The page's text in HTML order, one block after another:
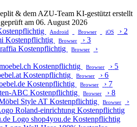
& dem AZU-Team KI-gestützt erstellt
am 06. August 2026
Android Browser iOS › 2
Kostenpflichtig Browser › 3
Kostenpflichtig Browser
›
Kostenpflichtig Browser › 5
Kostenpflichtig Browser › 6
Kostenpflichtig Browser › 7
ABC Kostenpflichtig Browser › 8
Style AT Kostenpflichtig Browser
›
Roland-einrichtung Kostenpflichtig
shop4you.de Kostenpflichtig